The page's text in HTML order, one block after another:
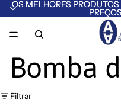
OS MELHORES
OS MELHORES
Bomba
Filtrar